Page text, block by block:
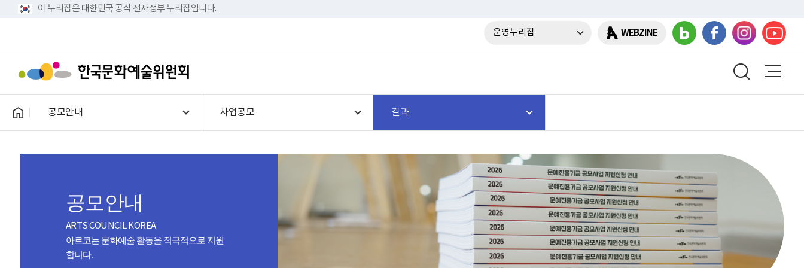
이 누리집은 대한민국 공식 전자정부 누리집입니다.
운영누리집 WEBZINE
공모안내 사업공모 결과
공모안내
ARTS COUNCIL KOREA
아르코는 문화예술 활동을 적극적으로 지원
합니다.